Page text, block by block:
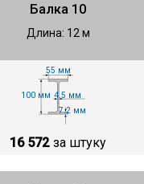
Балка 10
Длина: 12 м
100 мм
55 мм
4.5 мм
7.2 мм
16 572 за штуку